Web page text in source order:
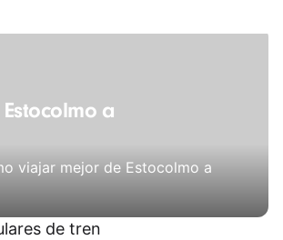
a
viajar mejor de Estocolmo a
de tren